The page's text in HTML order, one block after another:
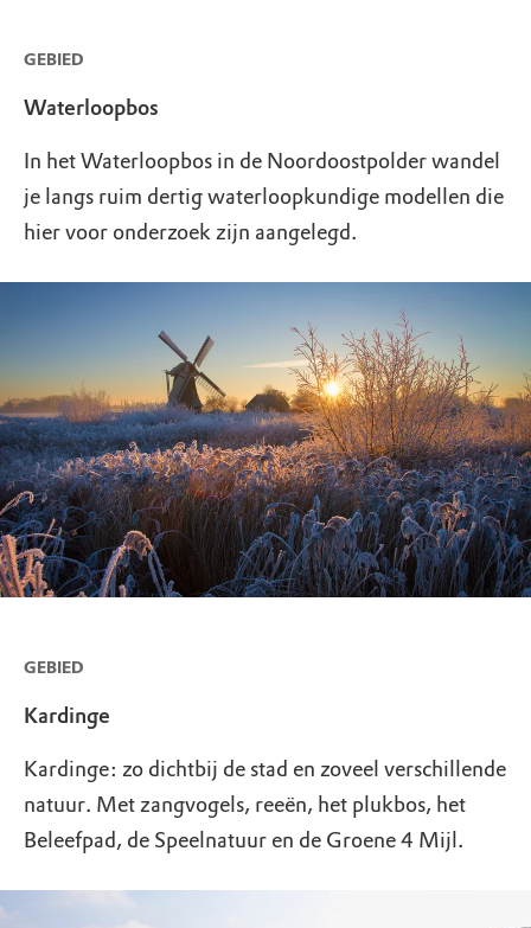
GEBIED
Waterloopbos
In het Waterloopbos in de Noordoostpolder wandel
je langs ruim dertig waterloopkundige modellen die
hier voor onderzoek zijn aangelegd.
GEBIED
Kardinge
Kardinge: zo dichtbij de stad en zoveel verschillende
natuur. Met zangvogels, reeën, het plukbos, het
Beleefpad, de Speelnatuur en de Groene 4 Mijl.